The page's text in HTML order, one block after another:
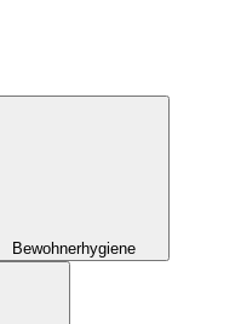
Bewohnerhygiene